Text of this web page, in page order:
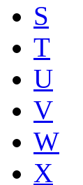
S
T
U
V
W
X